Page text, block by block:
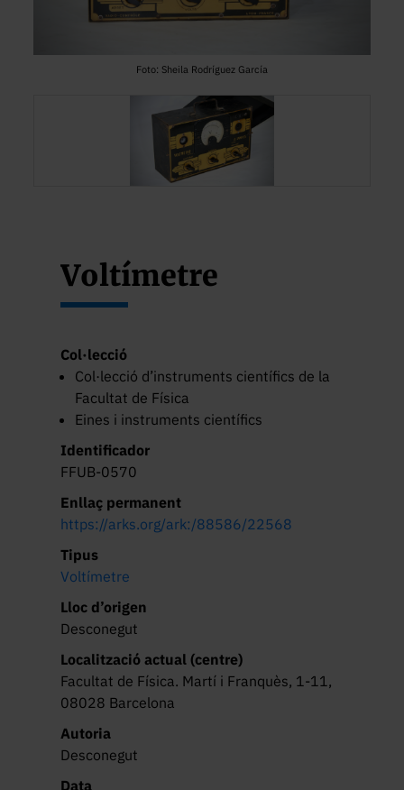
Foto: Sheila Rodríguez García
Voltímetre
Col·lecció
Col·lecció d’instruments científics de la
Facultat de Física
Eines i instruments científics
Identificador
FFUB-0570
Enllaç permanent
https://arks.org/ark:/88586/22568
Tipus
Voltímetre
Lloc d’origen
Desconegut
Localització actual (centre)
Facultat de Física. Martí i Franquès, 1-11,
08028 Barcelona
Autoria
Desconegut
Data